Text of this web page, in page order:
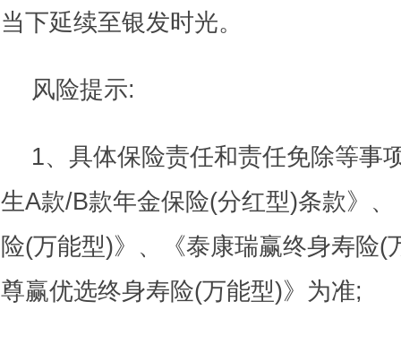
当下延续至银发时光。
风险提示:
1、具体保险责任和责任免除等事
生A款/B款年金保险(分红型)条款》
险(万能型)》、《泰康瑞赢终身寿险(
尊赢优选终身寿险(万能型)》为准;